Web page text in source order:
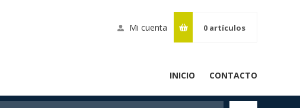
Mi cuenta 0 artículos
INICIO CONTACTO